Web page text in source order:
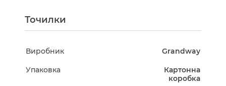
Точилки
Виробник Grandway
Упаковка
Картонна
коробка